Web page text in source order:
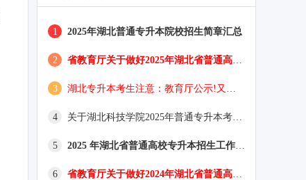
1 2025年湖北普通专升本院校招生简章汇总
2 省教育厅关于做好2025年湖北省普通高等学校专升本工作的通知
3 湖北专升本考生注意：教育厅公示!又一所院校升本!
4 关于湖北科技学院2025年普通专升本考试的公告
5 2025 年湖北省普通高校专升本招生工作网址及咨询电话
6 省教育厅关于做好2024年湖北省普通高等学校专升本工作的通知